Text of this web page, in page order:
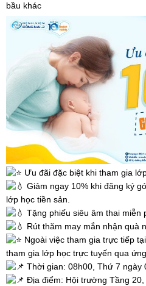
bầu khác
Ưu đãi đặc biệt khi tham gia
Giảm ngay 10% khi đăng ký
lớp học tiền sản.
Tặng phiếu siêu âm thai miễn
Rút thăm may mắn nhận quà
Ngoài việc tham gia trực tiếp
tham gia lớp học trực tuyến qua
Thời gian: 08h00, Thứ 7 ngày
Địa điểm: Hội trường Tầng